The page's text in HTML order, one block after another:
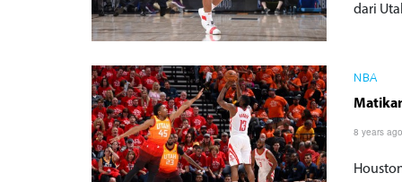
dari
NBA
8 years